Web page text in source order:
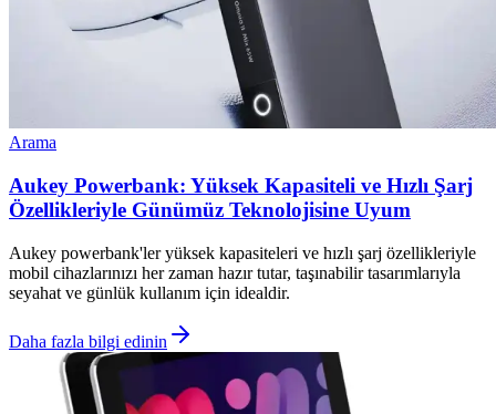
Arama
Aukey Powerbank: Yüksek Kapasiteli ve Hızlı Şarj
Özellikleriyle Günümüz Teknolojisine Uyum
Aukey powerbank'ler yüksek kapasiteleri ve hızlı şarj özellikleriyle
mobil cihazlarınızı her zaman hazır tutar, taşınabilir tasarımlarıyla
seyahat ve günlük kullanım için idealdir.
Daha fazla bilgi edinin